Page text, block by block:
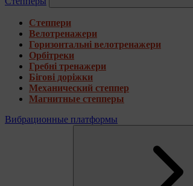
Степпери
Велотренажери
Горизонтальні велотренажери
Орбітреки
Гребні тренажери
Бігові доріжки
Механический степпер
Магнитные степперы
Вибрационные платформы